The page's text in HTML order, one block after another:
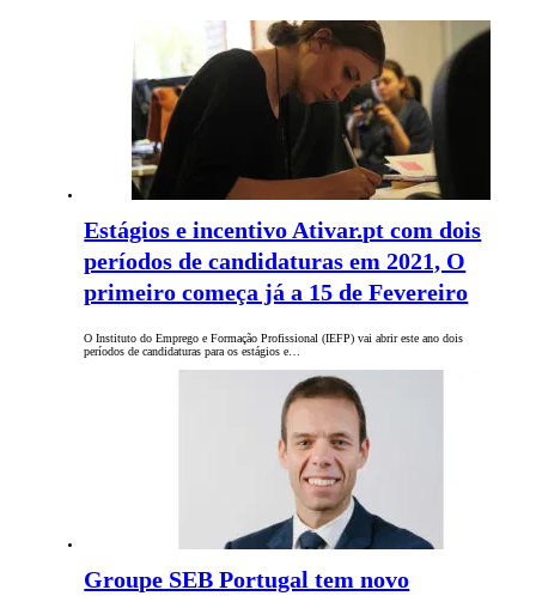
Estágios e incentivo Ativar.pt com dois
períodos de candidaturas em 2021, O
primeiro começa já a 15 de Fevereiro
O Instituto do Emprego e Formação Profissional (IEFP) vai abrir este ano dois
períodos de candidaturas para os estágios e…
Groupe SEB Portugal tem novo